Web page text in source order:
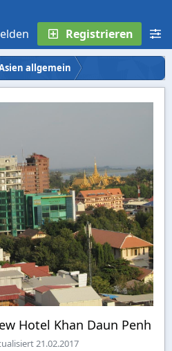
Registrieren
allgemein
Hotel Khan Daun Penh
21.02.2017